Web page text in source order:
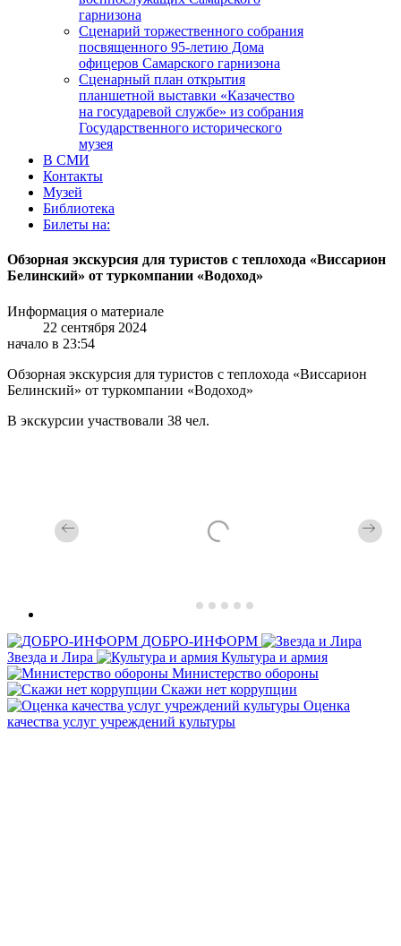
гарнизона
Сценарий торжественного собрания
посвященного 95-летию Дома
офицеров Самарского гарнизона
Сценарный план открытия
планшетной выставки «Казачество
на государевой службе» из собрания
Государственного исторического
музея
В СМИ
Контакты
Музей
Библиотека
Билеты на:
Обзорная экскурсия для туристов с теплохода «Виссарион
Белинский» от туркомпании «Водоход»
Информация о материале
22 сентября 2024
начало в 23:54
Обзорная экскурсия для туристов с теплохода «Виссарион
Белинский» от туркомпании «Водоход»
В экскурсии участвовали 38 чел.
ДОБРО-ИНФОРМ
Звезда и Лира
Культура и армия
Министерство обороны
Скажи нет коррупции
Оценка
качества услуг учреждений культуры